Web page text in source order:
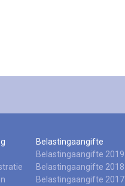
Belastingaangifte
Belastingaangifte 2019
Belastingaangifte 2018
Belastingaangifte 2017